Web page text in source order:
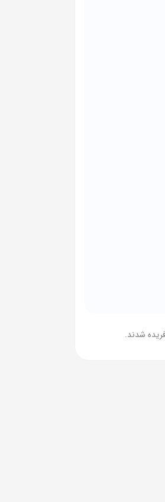
شدند.